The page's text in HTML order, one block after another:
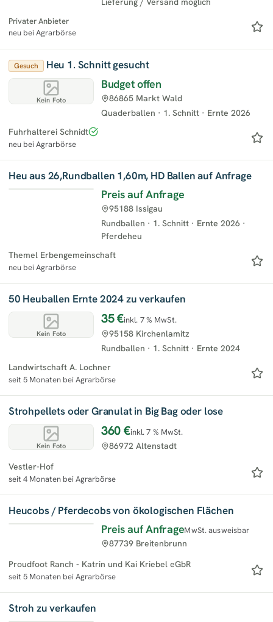
Privater Anbieter
neu bei Agrarbörse
Kein Foto
Gesuch Heu 1. Schnitt gesucht
Budget offen
Quaderballen · 1. Schnitt · Ernte 2026
86865 Markt Wald
Fuhrhalterei Schnidt
neu bei Agrarbörse
Heu aus 26,Rundballen 1,60m, HD Ballen auf Anfrage
Preis auf Anfrage
Rundballen · 1. Schnitt · Ernte 2026 ·
Pferdeheu
95188 Issigau
Themel Erbengemeinschaft
neu bei Agrarbörse
Kein Foto
50 Heuballen Ernte 2024 zu verkaufen
35 €inkl. 7 % MwSt.
Rundballen · 1. Schnitt · Ernte 2024
95158 Kirchenlamitz
Landwirtschaft A. Lochner
seit 5 Monaten bei Agrarbörse
Kein Foto
Strohpellets oder Granulat in Big Bag oder lose
360 €inkl. 7 % MwSt.
86972 Altenstadt
Vestler-Hof
seit 4 Monaten bei Agrarbörse
Heucobs / Pferdecobs von ökologischen Flächen
Preis auf AnfrageMwSt. ausweisbar
87739 Breitenbrunn
Proudfoot Ranch - Katrin und Kai Kriebel eGbR
seit 5 Monaten bei Agrarbörse
Stroh zu verkaufen